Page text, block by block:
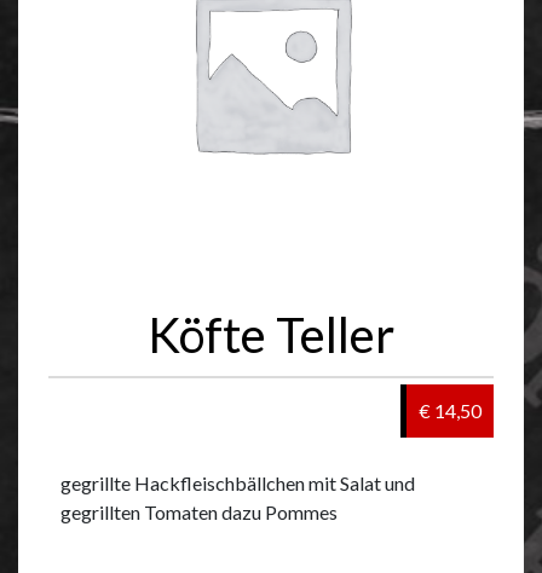
Köfte Teller
€ 14,50
gegrillte Hackfleischbällchen mit Salat und
gegrillten Tomaten dazu Pommes